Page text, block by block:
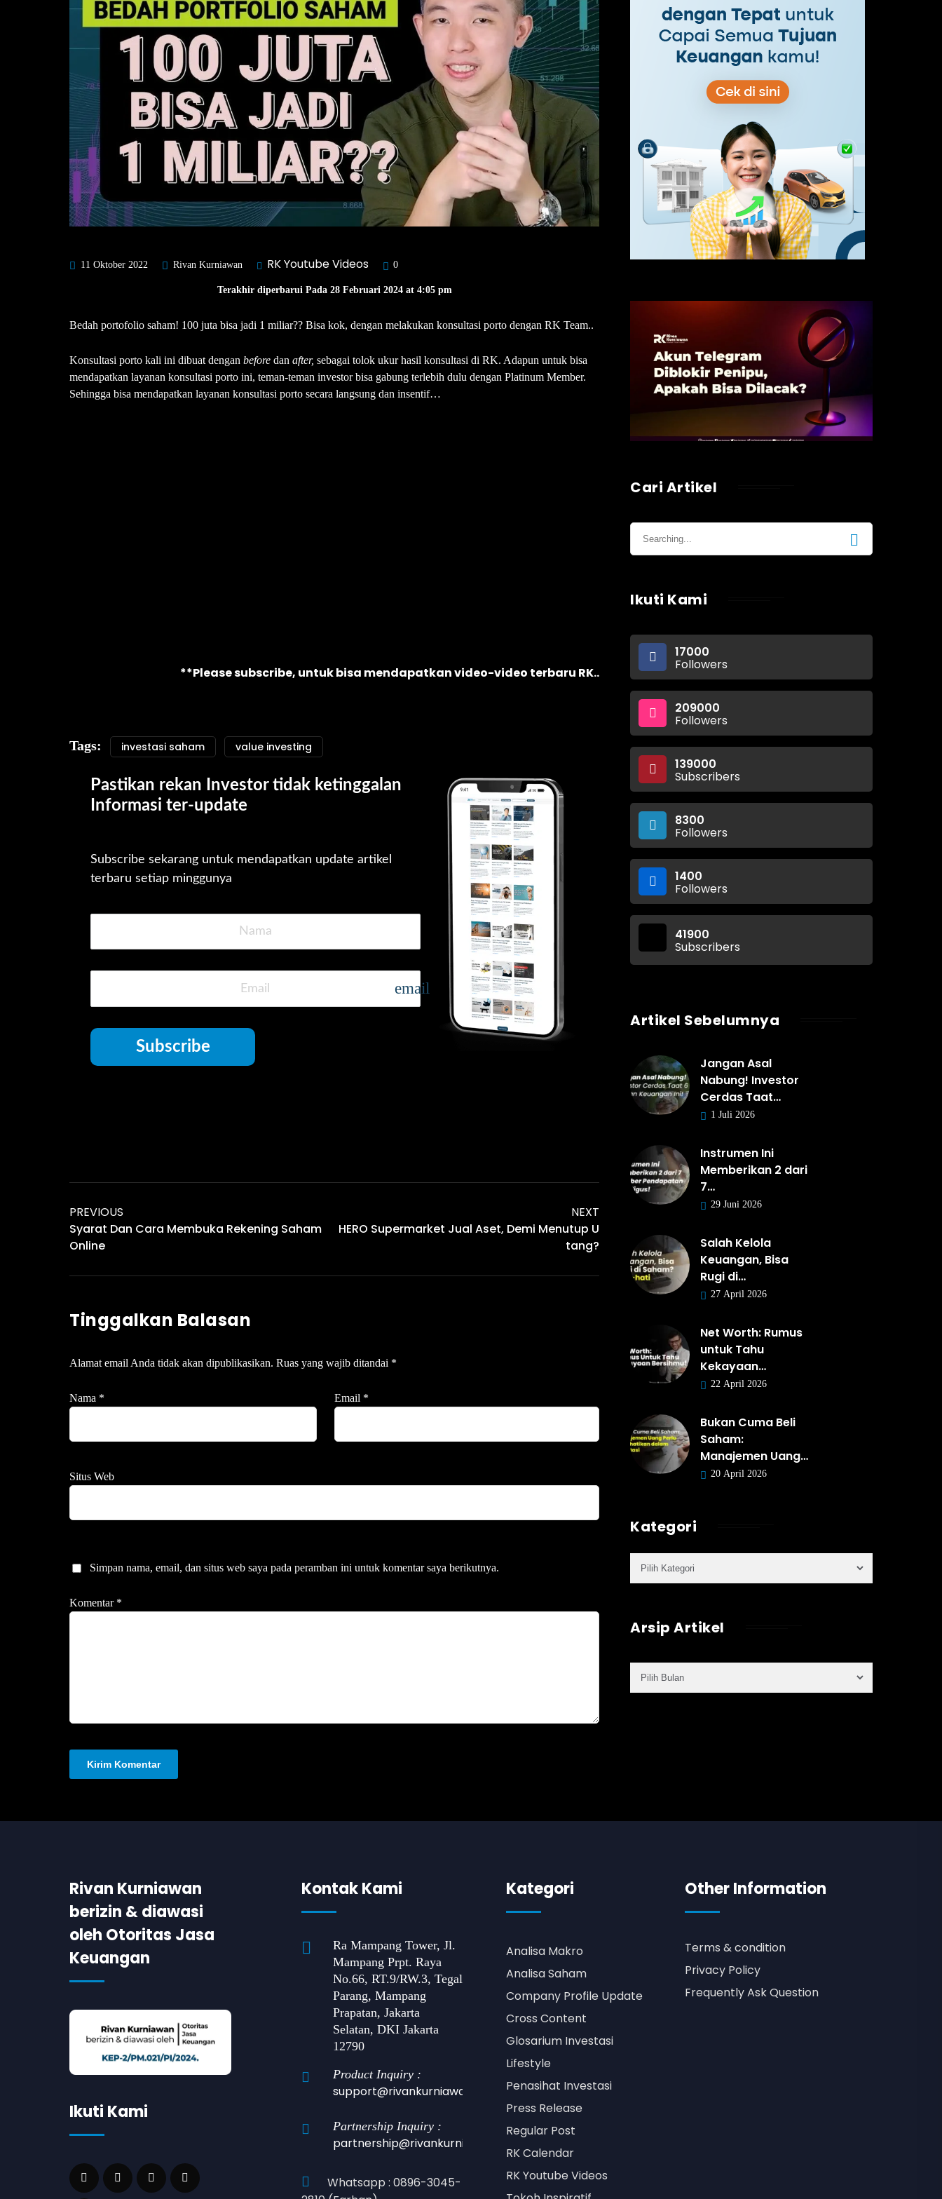
11 Oktober 2022 Rivan Kurniawan RK Youtube Videos 0
Terakhir diperbarui Pada 28 Februari 2024 at 4:05 pm
Bedah portofolio saham! 100 juta bisa jadi 1 miliar?? Bisa kok, dengan melakukan konsultasi porto dengan RK Team..
Konsultasi porto kali ini dibuat dengan before dan after, sebagai tolok ukur hasil konsultasi di RK. Adapun untuk bisa
mendapatkan layanan konsultasi porto ini, teman-teman investor bisa gabung terlebih dulu dengan Platinum Member.
Sehingga bisa mendapatkan layanan konsultasi porto secara langsung dan insentif…
**Please subscribe, untuk bisa mendapatkan video-video terbaru RK..
Tags: investasi saham value investing
Pastikan rekan Investor tidak ketinggalan
Informasi ter-update
Subscribe sekarang untuk mendapatkan update artikel
terbaru setiap minggunya
email
Subscribe
PREVIOUS
Syarat Dan Cara Membuka Rekening Saham
Online
NEXT
HERO Supermarket Jual Aset, Demi Menutup U
Tang?
Tinggalkan Balasan
Alamat email Anda tidak akan dipublikasikan. Ruas yang wajib ditandai *
Nama * Email *
Situs Web
Simpan nama, email, dan situs web saya pada peramban ini untuk komentar saya berikutnya.
Komentar *
Cari Artikel
Ikuti Kami
17000
Followers
209000
Followers
139000
Subscribers
8300
Followers
1400
Followers
41900
Subscribers
Artikel Sebelumnya
Jangan Asal
Nabung! Investor
Cerdas Taat…
1 Juli 2026
Instrumen Ini
Memberikan 2 dari
7…
29 Juni 2026
Salah Kelola
Keuangan, Bisa
Rugi di…
27 April 2026
Net Worth: Rumus
untuk Tahu
Kekayaan…
22 April 2026
Bukan Cuma Beli
Saham:
Manajemen Uang…
20 April 2026
Kategori
Arsip Artikel
Rivan Kurniawan
berizin & diawasi
oleh Otoritas Jasa
Keuangan
Ikuti Kami
Kontak Kami
Ra Mampang Tower, Jl.
Mampang Prpt. Raya
No.66, RT.9/RW.3, Tegal
Parang, Mampang
Prapatan, Jakarta
Selatan, DKI Jakarta
12790
Product Inquiry :
support@rivankurniawan.com
Partnership Inquiry :
partnership@rivankurniawan.com
Whatsapp : 0896-3045-
Kategori
Analisa Makro
Analisa Saham
Company Profile Update
Cross Content
Glosarium Investasi
Lifestyle
Penasihat Investasi
Press Release
Regular Post
RK Calendar
RK Youtube Videos
Other Information
Terms & condition
Privacy Policy
Frequently Ask Question